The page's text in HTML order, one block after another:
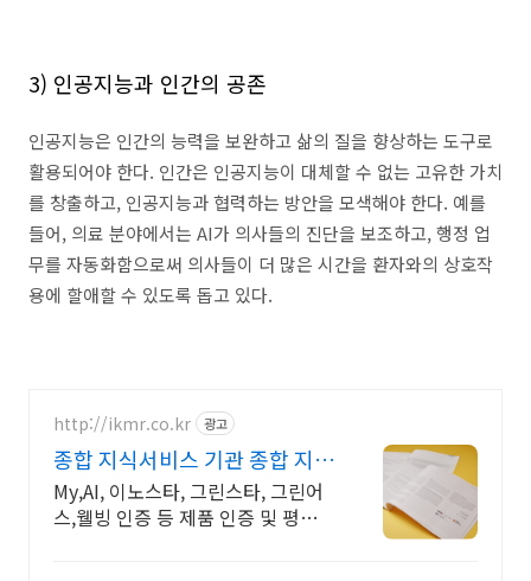
3) 인공지능과 인간의 공존
인공지능은 인간의 능력을 보완하고 삶의 질을 향상하는 도구로
활용되어야 한다. 인간은 인공지능이 대체할 수 없는 고유한 가치
를 창출하고, 인공지능과 협력하는 방안을 모색해야 한다. 예를
들어, 의료 분야에서는 AI가 의사들의 진단을 보조하고,행정 업
무를 자동화함으로써 의사들이 더 많은 시간을 환자와의 상호작
용에 할애할 수 있도록 돕고 있다.
http://ikmr.co.kr 광고
종합 지식서비스 기관 종합 지식
서비스 기관
My,AI, 이노스타, 그린스타, 그린어
스,웰빙 인증 등 제품 인증 및 평가